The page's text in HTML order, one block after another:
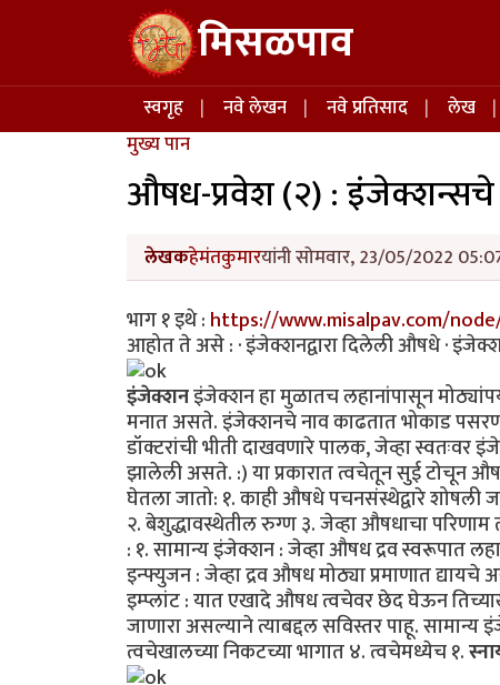
Skip to main content मिसळपाव
Main navigation
स्वगृह नवे लेखन नवे प्रतिसाद लेख
मुख्य पान
औषध-प्रवेश (२) : इंजेक्शन्सचे
लेखकहेमंतकुमारयांनी सोमवार, 23/05/2022
भाग १ इथे :https://www.misalpav.com/
आहोत ते असे : · इंजेक्शनद्वारा दिलेली औषधे ·
इंजेक्शनइंजेक्शन हा मुळातच लहानांपासून
मनात असते. इंजेक्शनचे नाव काढतात भोकाड
डॉक्टरांची भीती दाखवणारे पालक, जेव्हा स्वतःवर
झालेली असते. :) या प्रकारात त्वचेतून सुई टोचून
घेतला जातो: १. काही औषधे पचनसंस्थेद्वारे
२. बेशुद्धावस्थेतील रुग्ण ३. जेव्हा औषधाचा
: १. सामान्य इंजेक्शन : जेव्हा औषध द्रव स्वरूपात
इन्फ्युजन : जेव्हा द्रव औषध मोठ्या प्रमाणात
इम्प्लांट : यात एखादे औषध त्वचेवर छेद घेऊन
जाणारा असल्याने त्याबद्दल सविस्तर पाहू. सामान्य
त्वचेखालच्या निकटच्या भागात ४. त्वचेमध्येच १.